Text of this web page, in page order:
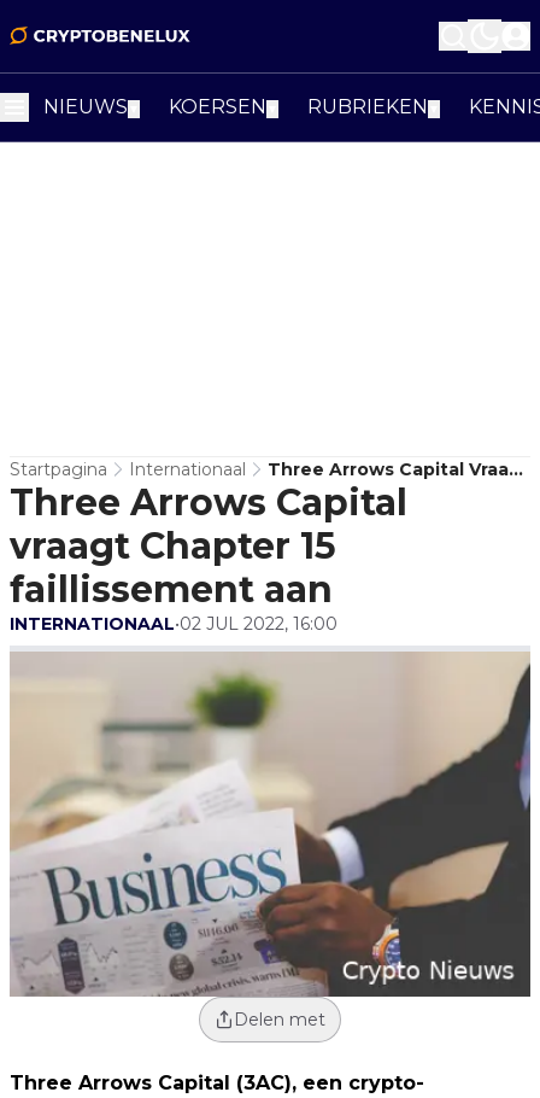
NIEUWS KOERSEN RUBRIEKEN
Startpagina Internationaal
Three Arrows Capital Vraagt
Chapter 15 Faillissement
Aan
Three Arrows Capital
vraagt Chapter 15
faillissement aan
INTERNATIONAAL•02 JUL 2022, 16:00
Delen met
Three Arrows Capital (3AC), een crypto-